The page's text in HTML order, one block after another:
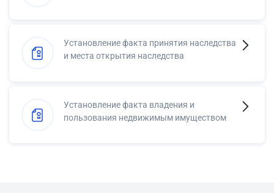
Установление факта принятия наследства
и места открытия наследства
Установление факта владения и
пользования недвижимым имуществом